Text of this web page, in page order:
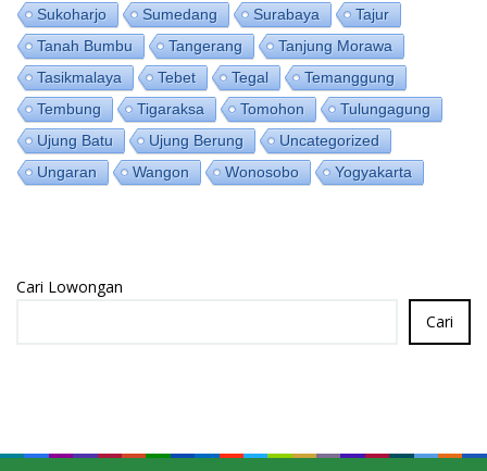
Sukoharjo
Sumedang Surabaya
Tajur
Tanah Bumbu
Tangerang
Tanjung Morawa
Tasikmalaya
Tebet Tegal
Temanggung
Tembung
Tigaraksa Tomohon
Tulungagung
Ujung Batu
Ujung Berung
Uncategorized
Ungaran
Wangon Wonosobo Yogyakarta
Cari Lowongan
Cari